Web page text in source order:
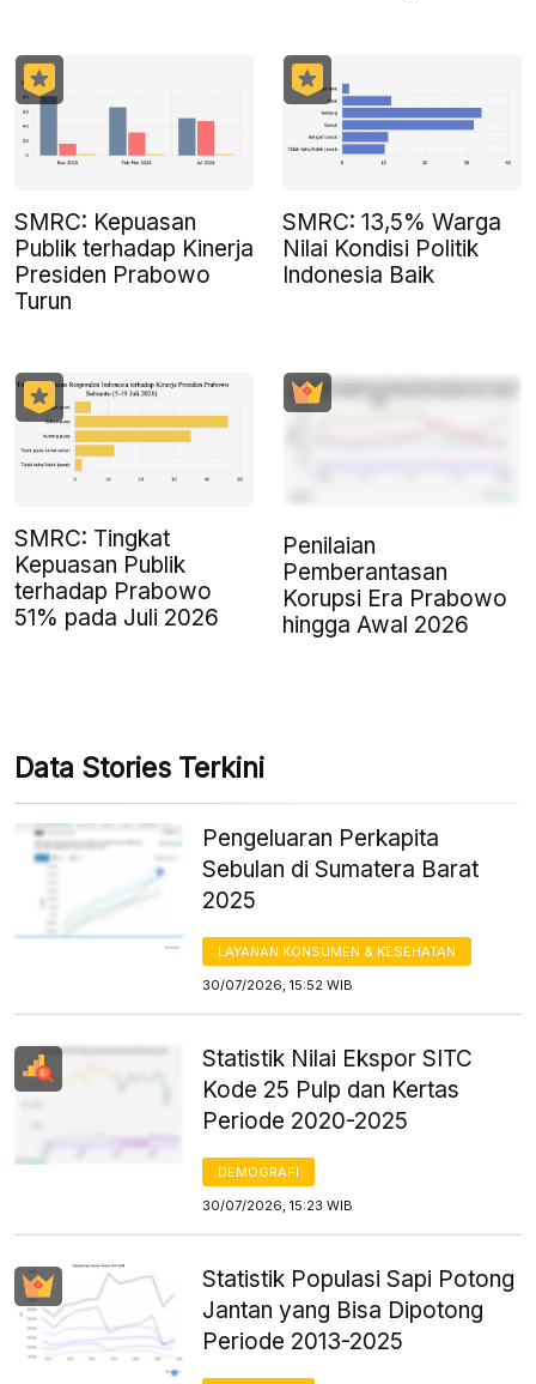
SMRC: Kepuasan
Publik terhadap Kinerja
Presiden Prabowo
Turun
SMRC: 13,5% Warga
Nilai Kondisi Politik
Indonesia Baik
SMRC: Tingkat
Kepuasan Publik
terhadap Prabowo
51% pada Juli 2026
Penilaian
Pemberantasan
Korupsi Era Prabowo
hingga Awal 2026
Data Stories Terkini
Pengeluaran Perkapita
Sebulan di Sumatera Barat
2025
LAYANAN KONSUMEN & KESEHATAN
30/07/2026, 15:52 WIB
Statistik Nilai Ekspor SITC
Kode 25 Pulp dan Kertas
Periode 2020-2025
DEMOGRAFI
30/07/2026, 15:23 WIB
Statistik Populasi Sapi Potong
Jantan yang Bisa Dipotong
Periode 2013-2025